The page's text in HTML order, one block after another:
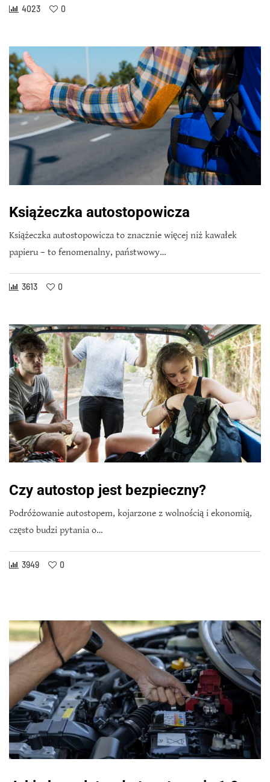
4023 0
Książeczka autostopowicza
Książeczka autostopowicza to znacznie więcej niż kawałek
papieru – to fenomenalny, państwowy…
3613 0
Czy autostop jest bezpieczny?
Podróżowanie autostopem, kojarzone z wolnością i ekonomią,
często budzi pytania o…
3949 0